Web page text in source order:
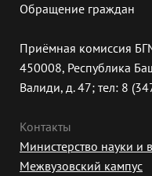
Обращение граждан
Приёмная комиссия
450008, Республика
Валиди, д. 47; тел: 8
Контакты
Министерство науки и
Межвузовский кампус